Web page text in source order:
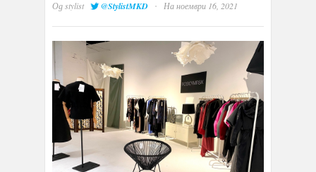
Одstylist @StylistMKD · На ноември 16, 2021